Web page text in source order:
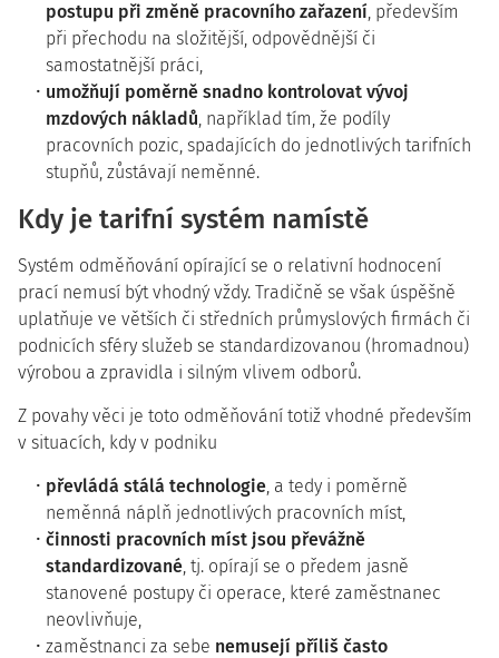
postupu při změně pracovního zařazení, především
při přechodu na složitější, odpovědnější či
samostatnější práci,
umožňují poměrně snadno kontrolovat vývoj
mzdových nákladů, například tím, že podíly
pracovních pozic, spadajících do jednotlivých tarifních
stupňů, zůstávají neměnné.
Kdy je tarifní systém namístě
Systém odměňování opírající se o relativní hodnocení
prací nemusí být vhodný vždy. Tradičně se však úspěšně
uplatňuje ve větších či středních průmyslových firmách či
podnicích sféry služeb se standardizovanou (hromadnou)
výrobou a zpravidla i silným vlivem odborů.
Z povahy věci je toto odměňování totiž vhodné především
v situacích, kdy v podniku
převládá stálá technologie, a tedy i poměrně
neměnná náplň jednotlivých pracovních míst,
činnosti pracovních míst jsou převážně
standardizované, tj. opírají se o předem jasně
stanovené postupy či operace, které zaměstnanec
neovlivňuje,
zaměstnanci za sebe nemusejí příliš často